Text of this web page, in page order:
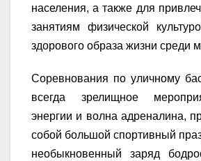
населения, а также для
занятиям физической
здорового образа жизни среди
Соревнования по уличному
всегда зрелищное
энергии и волна адреналина,
собой большой спортивный
необыкновенный заряд